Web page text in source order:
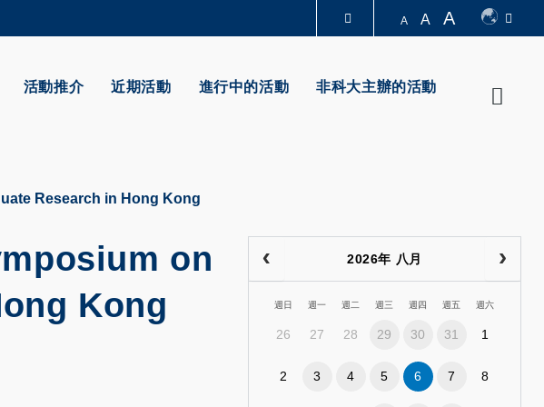
生活@科大 圖書館
A A A
活動推介 近期活動 進行中的活動 非科大主辦的活動
Research in Hong Kong
on
Kong
2026年 八月
週日 週一 週二 週三 週四 週五 週六
26 27 28 29 30 31 1
2 3 4 5 6 7 8